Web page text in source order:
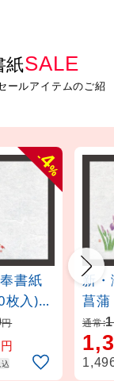
紙SALE
ールアイテムのご紹
-
4
%
書紙
円
円
新
菖蒲 (100枚入)
通常: